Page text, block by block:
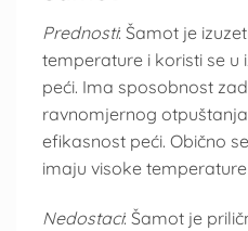
Prednosti: Šamot je
temperature i koristi se u
peći. Ima sposobnost
ravnomjernog
efikasnost peći. Obično
imaju visoke
Nedostaci: Šamot je